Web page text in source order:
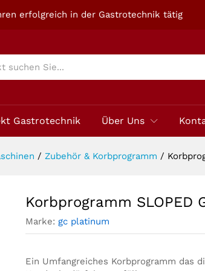
erfolgreich in der Gastrotechnik tätig
Gastrotechnik Über Uns
/ Zubehör & Korbprogramm /
Korbprogramm SLOPED
Marke: gc platinum
Ein Umfangreiches Korbprogramm das